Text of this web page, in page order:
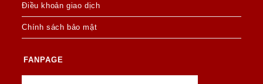
Điều khoản giao dịch
Chính sách bảo mật
FANPAGE